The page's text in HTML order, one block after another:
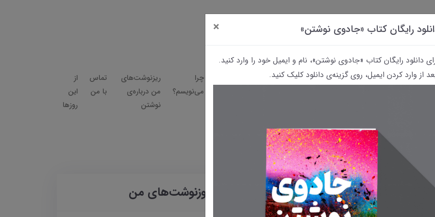
رایگان کتاب «جادوی نوشتن» ×
دانلود رایگان کتاب «جادوی نوشتن»، نام و ایمیل خود را وارد کنید.
از وارد کردن ایمیل، روی گزینه‌ی دانلود کلیک کنید.
داستانک‌
کتاب
پرسش
معرفی
معرفی فیلم‌های
چرا
می‌نویسم؟
ریزنوشت‌های
من درباره‌ی
نوشتن
تماس
با من
از
این
روزها
خواندنی بنویسیم؟ روزنوشت‌های من